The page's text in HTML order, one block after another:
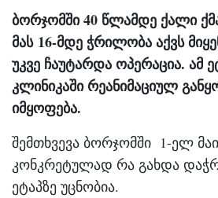
ბორჯომში 40 წლამდე ქალი
მას 16-მდე ჭრილობა აქვს
უკვე ჩაუტარდა ოპერაცია. ამ
კლინიკაში რეანიმაციულ
იმყოფება.
შემთხვევა ბორჯომში 1-ელ
კონკრეტულად რა გახდა
ეტაპზე უცნობია.